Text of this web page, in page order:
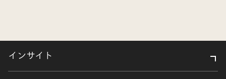
インサイト